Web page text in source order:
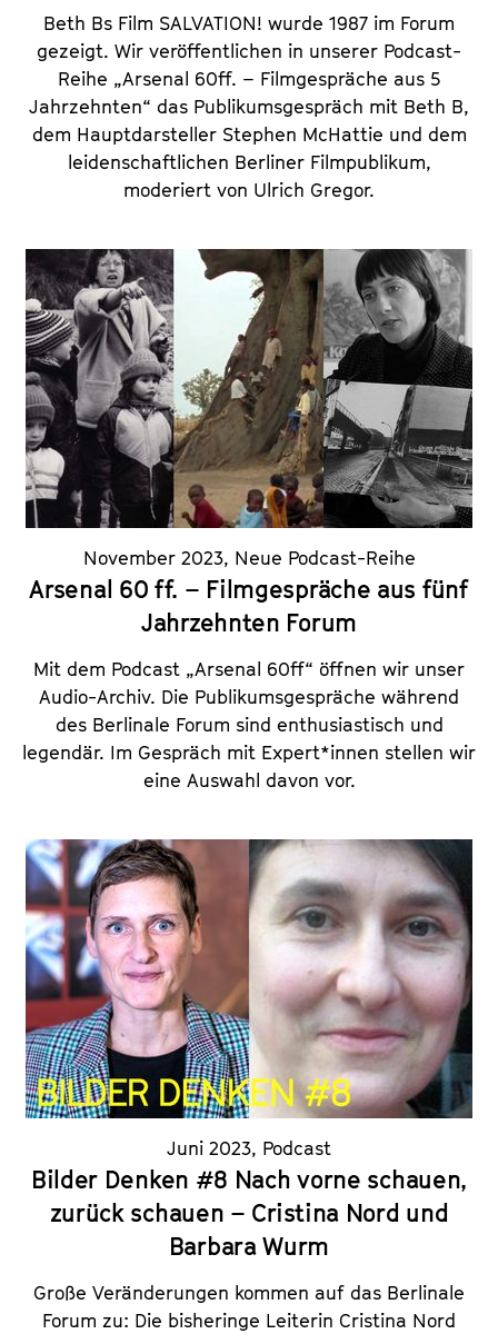
Beth Bs Film SALVATION! wurde 1987 im Forum
gezeigt. Wir veröffentlichen in unserer Podcast-
Reihe „Arsenal 60ff. – Filmgespräche aus 5
Jahrzehnten“ das Publikumsgespräch mit Beth B,
dem Hauptdarsteller Stephen McHattie und dem
leidenschaftlichen Berliner Filmpublikum,
moderiert von Ulrich Gregor.
November 2023, Neue Podcast-Reihe
Arsenal 60 ff. – Filmgespräche aus fünf
Jahrzehnten Forum
Mit dem Podcast „Arsenal 60ff“ öffnen wir unser
Audio-Archiv. Die Publikumsgespräche während
des Berlinale Forum sind enthusiastisch und
legendär. Im Gespräch mit Expert*innen stellen wir
eine Auswahl davon vor.
Juni 2023, Podcast
Bilder Denken #8 Nach vorne schauen,
zurück schauen – Cristina Nord und
Barbara Wurm
Große Veränderungen kommen auf das Berlinale
Forum zu: Die bisheringe Leiterin Cristina Nord